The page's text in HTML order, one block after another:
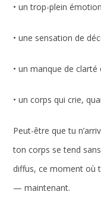
• un trop-plein
• une sensation de
• un manque de clarté
• un corps qui crie,
Peut-être que tu
ton corps se tend
diffus, ce moment où
— maintenant.